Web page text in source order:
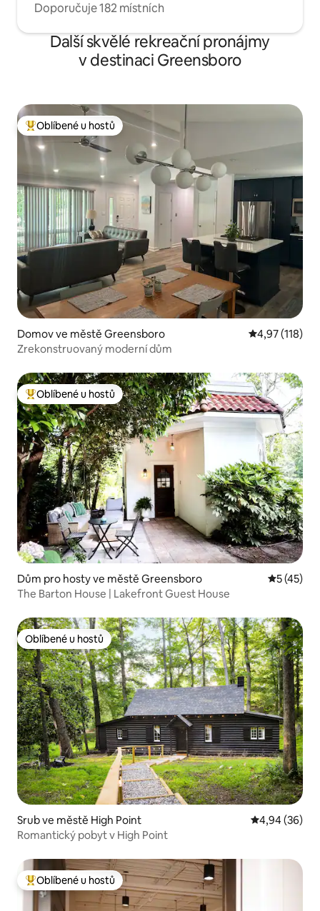
Doporučuje 182 místních
Další skvělé rekreační pronájmy
v destinaci Greensboro
Nejlepší v kategorii Oblíbené u hostů
Oblíbené u hostů
Domov ve městě Greensboro Průměrné
4,97 (118)
Zrekonstruovaný moderní dům
Nejlepší v kategorii Oblíbené u hostů
Oblíbené u hostů
Dům pro hosty ve městě Greensboro Průměrné
5 (45)
The Barton House | Lakefront Guest House
Oblíbené u hostů
Oblíbené u hostů
Srub ve městě High Point Průměrné
4,94 (36)
Romantický pobyt v High Point
Nejlepší v kategorii Oblíbené u hostů
Oblíbené u hostů